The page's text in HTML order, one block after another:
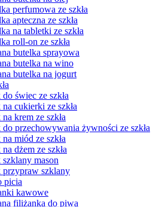
perfumowa ze szkła
apteczna ze szkła
na tabletki ze szkła
roll-on ze szkła
butelka sprayowa
butelka na wino
butelka na jogurt
do świec ze szkła
na cukierki ze szkła
na krem ze szkła
do przechowywania żywności ze szkła
na miód ze szkła
na dżem ze szkła
szklany mason
przypraw szklany
picia
kawowe
filiżanka do piwa